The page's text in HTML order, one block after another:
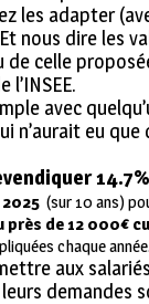
les adapter
nous dire les
de celle
avec
n’aurait eu que
14.7%
2025 (sur 10 ans)
près de 12 000€
chaque année.
aux
demandes